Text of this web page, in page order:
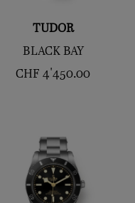
TUDOR
BLACK BAY
CHF 4'450.00